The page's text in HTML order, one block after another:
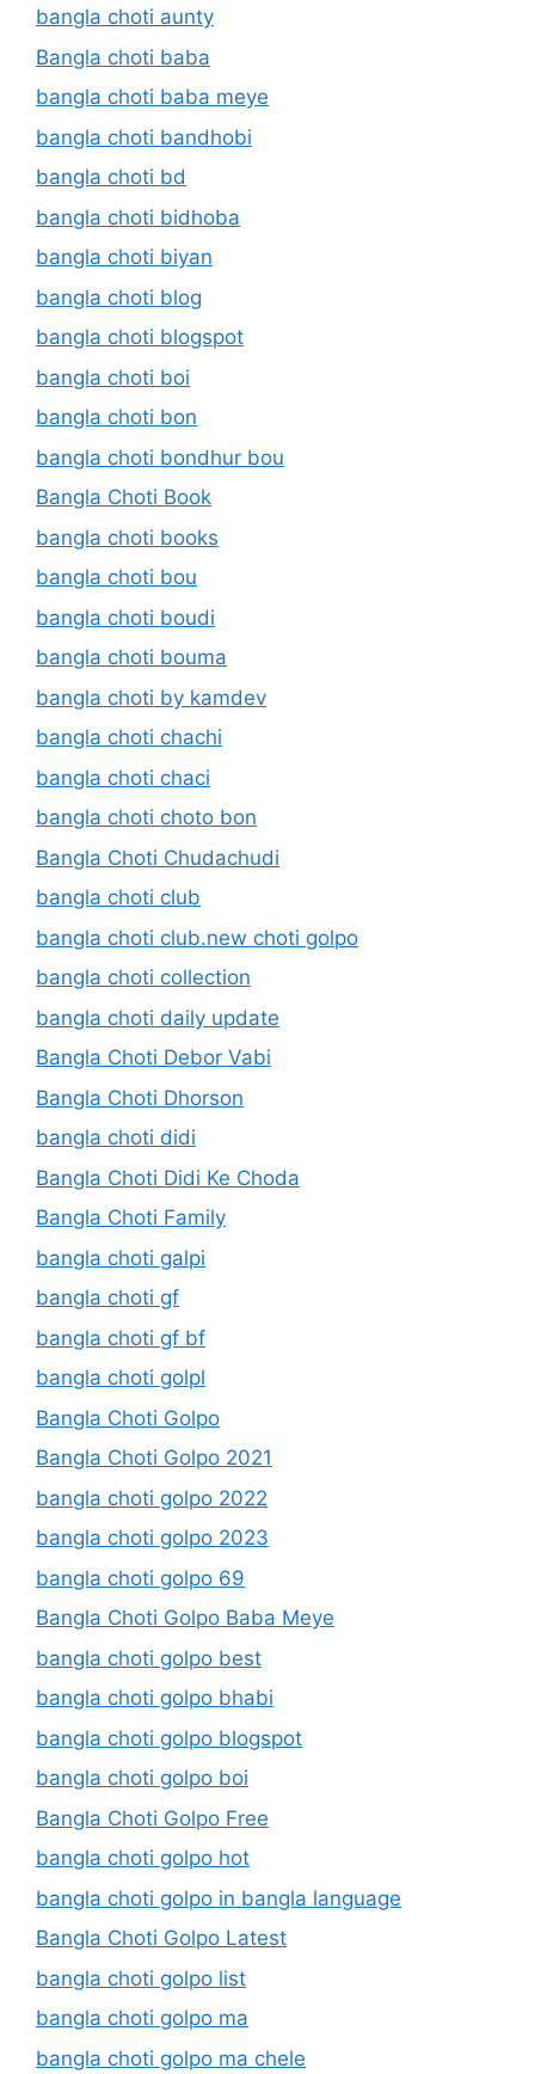
bangla choti aunty
Bangla choti baba
bangla choti baba meye
bangla choti bandhobi
bangla choti bd
bangla choti bidhoba
bangla choti biyan
bangla choti blog
bangla choti blogspot
bangla choti boi
bangla choti bon
bangla choti bondhur bou
Bangla Choti Book
bangla choti books
bangla choti bou
bangla choti boudi
bangla choti bouma
bangla choti by kamdev
bangla choti chachi
bangla choti chaci
bangla choti choto bon
Bangla Choti Chudachudi
bangla choti club
bangla choti club.new choti golpo
bangla choti collection
bangla choti daily update
Bangla Choti Debor Vabi
Bangla Choti Dhorson
bangla choti didi
Bangla Choti Didi Ke Choda
Bangla Choti Family
bangla choti galpi
bangla choti gf
bangla choti gf bf
bangla choti golpl
Bangla Choti Golpo
Bangla Choti Golpo 2021
bangla choti golpo 2022
bangla choti golpo 2023
bangla choti golpo 69
Bangla Choti Golpo Baba Meye
bangla choti golpo best
bangla choti golpo bhabi
bangla choti golpo blogspot
bangla choti golpo boi
Bangla Choti Golpo Free
bangla choti golpo hot
bangla choti golpo in bangla language
Bangla Choti Golpo Latest
bangla choti golpo list
bangla choti golpo ma
bangla choti golpo ma chele